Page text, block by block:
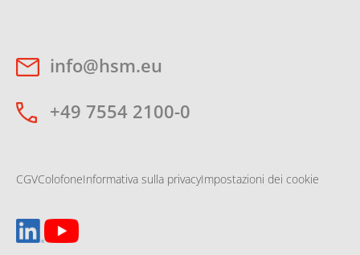
info@hsm.eu
+49 7554 2100-0
CGVColofoneInformativa sulla privacyImpostazioni dei cookie